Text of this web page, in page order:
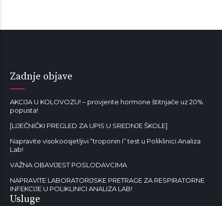
Zadnje objave
AKCIJA U KOLOVOZU! – provjerite hormone štitnjače uz 20%
popusta!
[LIJEČNIČKI PREGLED ZA UPIS U SREDNJE ŠKOLE]
Napravite visokoosjetljivi “troponin I” test u Poliklinici Analiza
Lab!
VAŽNA OBAVIJEST POSLODAVCIMA
NAPRAVITE LABORATORIJSKE PRETRAGE ZA RESPIRATORNE
INFEKCIJE U POLIKLINICI ANALIZA LAB!
Usluge